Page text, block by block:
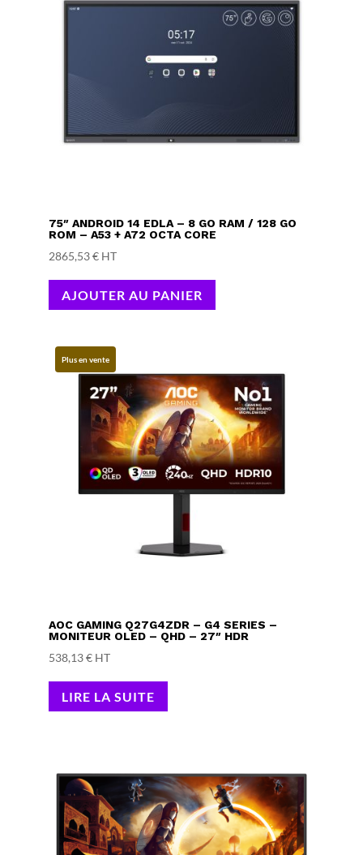
75″ ANDROID 14 EDLA – 8 GO RAM / 128 GO
ROM – A53 + A72 OCTA CORE
2865,53€ HT
AJOUTER AU PANIER
Plus en vente
AOC GAMING Q27G4ZDR – G4 SERIES –
MONITEUR OLED – QHD – 27″ HDR
538,13€ HT
LIRE LA SUITE